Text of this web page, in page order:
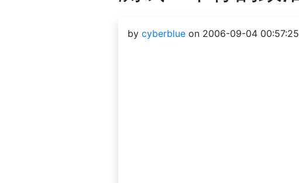
by cyberblue on 2006-09-04 00:57:25